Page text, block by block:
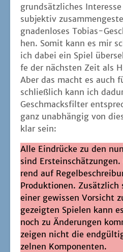
grund­sätz­li­ches
sub­jek­tiv
gna­den­lo­ses Tobi­as-
hen. Somit kann es mir
ich dabei ein Spiel
fe der nächs­ten Zeit als
Aber das macht es auch
schließ­lich kann ich
Geschmacks­fil­ter
ganz unab­hän­gig von
klar sein:
Alle Ein­drü­cke zu den
sind
rend auf
Pro­duk­tio­nen. Zusätz­lich
einer gewis­sen Vor­sicht
gezeig­ten Spie­len kann
noch zu Ände­run­gen
zei­gen nicht die
zel­nen Komponenten.